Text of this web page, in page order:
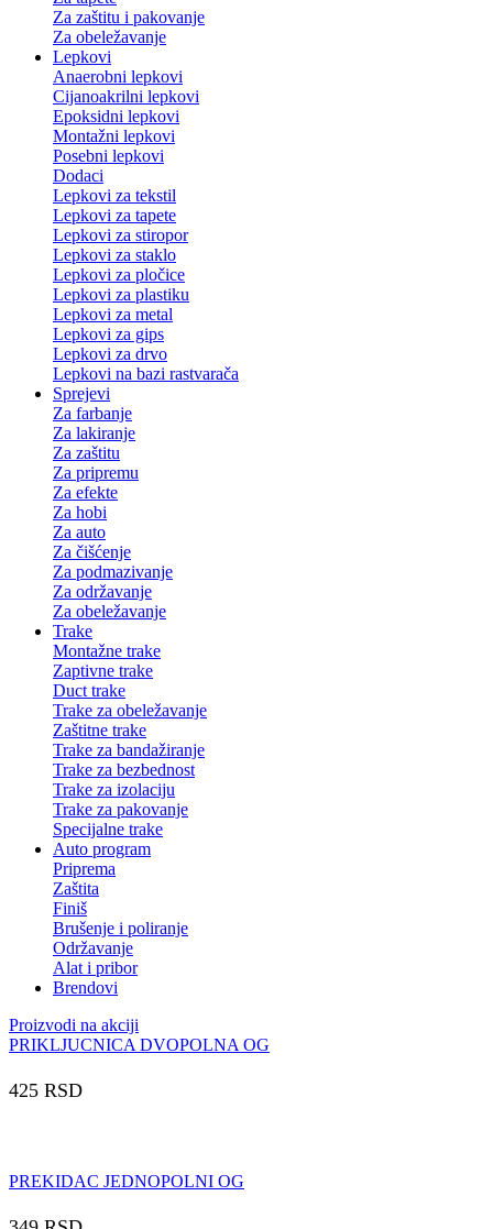
Za zaštitu i pakovanje
Za obeležavanje
Lepkovi
Anaerobni lepkovi
Cijanoakrilni lepkovi
Epoksidni lepkovi
Montažni lepkovi
Posebni lepkovi
Dodaci
Lepkovi za tekstil
Lepkovi za tapete
Lepkovi za stiropor
Lepkovi za staklo
Lepkovi za pločice
Lepkovi za plastiku
Lepkovi za metal
Lepkovi za gips
Lepkovi za drvo
Lepkovi na bazi rastvarača
Sprejevi
Za farbanje
Za lakiranje
Za zaštitu
Za pripremu
Za efekte
Za hobi
Za auto
Za čišćenje
Za podmazivanje
Za održavanje
Za obeležavanje
Trake
Montažne trake
Zaptivne trake
Duct trake
Trake za obeležavanje
Zaštitne trake
Trake za bandažiranje
Trake za bezbednost
Trake za izolaciju
Trake za pakovanje
Specijalne trake
Auto program
Priprema
Zaštita
Finiš
Brušenje i poliranje
Održavanje
Alat i pribor
Brendovi
Proizvodi na akciji
PRIKLJUCNICA DVOPOLNA OG
425 RSD
PREKIDAC JEDNOPOLNI OG